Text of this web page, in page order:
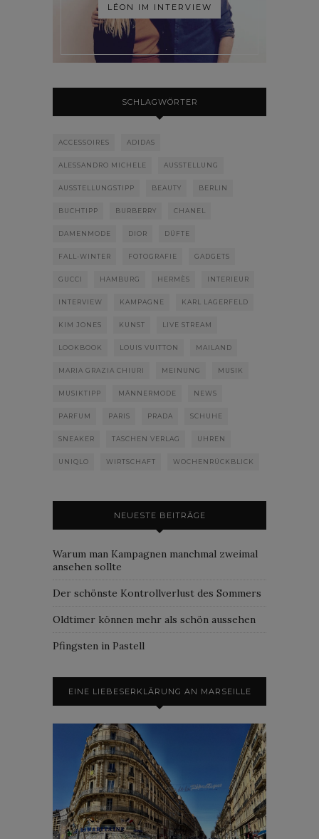
LÉON IM INTERVIEW
SCHLAGWÖRTER
ACCESSOIRES ADIDAS
ALESSANDRO MICHELE AUSSTELLUNG
AUSSTELLUNGSTIPP BEAUTY BERLIN
BUCHTIPP BURBERRY CHANEL
DAMENMODE DIOR DÜFTE
FALL-WINTER FOTOGRAFIE GADGETS
GUCCI HAMBURG HERMÈS INTERIEUR
INTERVIEW KAMPAGNE KARL LAGERFELD
KIM JONES KUNST LIVE STREAM
LOOKBOOK LOUIS VUITTON MAILAND
MARIA GRAZIA CHIURI MEINUNG MUSIK
MUSIKTIPP MÄNNERMODE NEWS
PARFUM PARIS PRADA SCHUHE
SNEAKER TASCHEN VERLAG UHREN
UNIQLO WIRTSCHAFT WOCHENRÜCKBLICK
NEUESTE BEITRÄGE
Warum man Kampagnen manchmal zweimal
ansehen sollte
Der schönste Kontrollverlust des Sommers
Oldtimer können mehr als schön aussehen
Pfingsten in Pastell
EINE LIEBESERKLÄRUNG AN MARSEILLE